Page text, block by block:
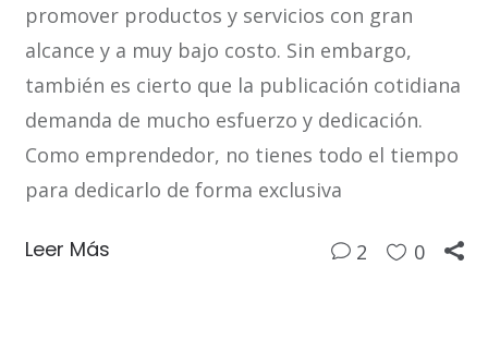
promover productos y servicios con gran
alcance y a muy bajo costo. Sin embargo,
también es cierto que la publicación cotidiana
demanda de mucho esfuerzo y dedicación.
Como emprendedor, no tienes todo el tiempo
para dedicarlo de forma exclusiva
Leer Más 2 0